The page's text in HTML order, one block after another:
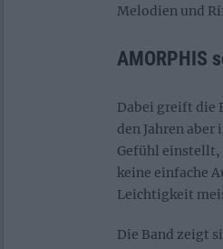
Melodien und
AMORPHIS
Dabei greift die
den Jahren aber
Gefühl einstellt,
keine einfache
Leichtigkeit
Die Band zeigt